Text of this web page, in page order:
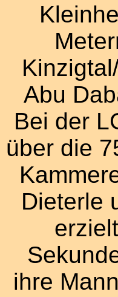
Abu
Bei der
über die
Dieterle
ihre